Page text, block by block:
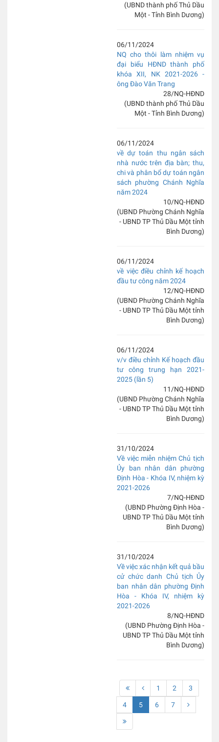
(UBND thành phố Thủ Dầu
Một - Tỉnh Bình Dương)
06/11/2024
NQ cho thôi làm nhiệm vụ
đại biểu HĐND thành phố
khóa XII, NK 2021-2026 -
ông Đào Văn Trang
28/NQ-HĐND
(UBND thành phố Thủ Dầu
Một - Tỉnh Bình Dương)
06/11/2024
về dự toán thu ngân sách
nhà nước trên địa bàn; thu,
chi và phân bổ dự toán ngân
sách phường Chánh Nghĩa
năm 2024
10/NQ-HĐND
(UBND Phường Chánh Nghĩa
- UBND TP Thủ Dầu Một tỉnh
Bình Dương)
06/11/2024
về việc điều chỉnh kế hoạch
đầu tư công năm 2024
12/NQ-HĐND
(UBND Phường Chánh Nghĩa
- UBND TP Thủ Dầu Một tỉnh
Bình Dương)
06/11/2024
v/v điều chỉnh Kế hoạch đầu
tư công trung hạn 2021-
2025 (lần 5)
11/NQ-HĐND
(UBND Phường Chánh Nghĩa
- UBND TP Thủ Dầu Một tỉnh
Bình Dương)
31/10/2024
Về việc miễn nhiệm Chủ tịch
Ủy ban nhân dân phường
Định Hòa - Khóa IV, nhiệm kỳ
2021-2026
7/NQ-HĐND
(UBND Phường Định Hòa -
UBND TP Thủ Dầu Một tỉnh
Bình Dương)
31/10/2024
Về việc xác nhận kết quả bầu
cử chức danh Chủ tịch Ủy
ban nhân dân phường Định
Hòa - Khóa IV, nhiệm kỳ
2021-2026
8/NQ-HĐND
(UBND Phường Định Hòa -
UBND TP Thủ Dầu Một tỉnh
Bình Dương)
1 2 3
4 5 6 7